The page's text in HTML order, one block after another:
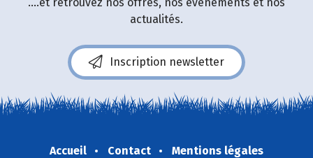
actualités.
Inscription newsletter
Accueil Contact
Mentions légales